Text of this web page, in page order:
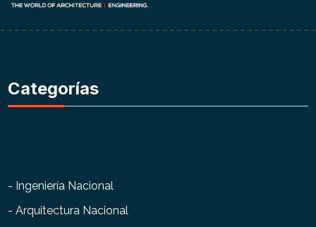
Categorías
- Ingeniería Nacional
- Arquitectura Nacional